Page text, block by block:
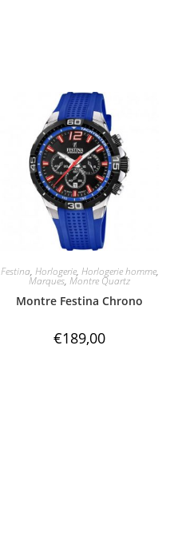
Festina, Horlogerie, Horlogerie homme,
Marques,Montre Quartz
Montre Festina Chrono
€189,00